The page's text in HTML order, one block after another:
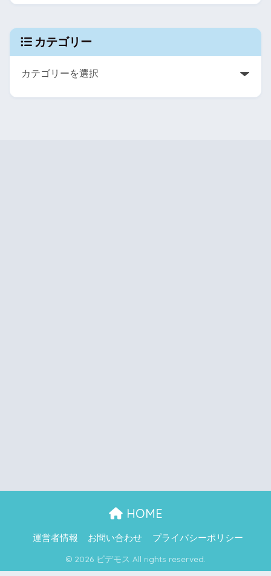
カテゴリー
HOME
運営者情報 お問い合わせ プライバシーポリシー
© 2026 ビデモス All rights reserved.